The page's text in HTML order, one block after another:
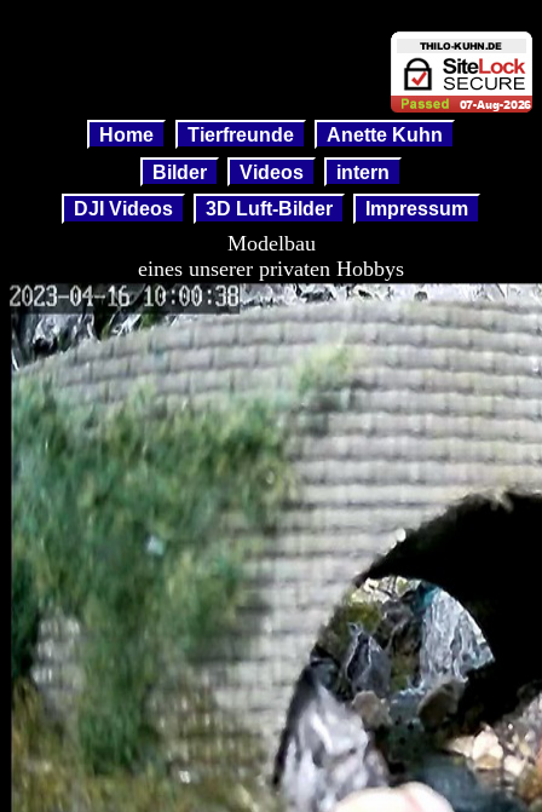
Home Tierfreunde
Anette Kuhn
Bilder
Videos
intern
DJI Videos
3D Luft-Bilder Impressum
Modelbau
eines unserer privaten Hobbys